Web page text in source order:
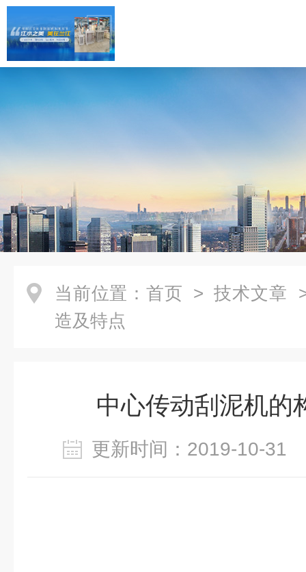
当前位置： 首页 > 技术文章
造及特点
中心传动刮泥机的
更新时间：2019-10-